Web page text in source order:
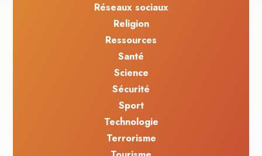
Réseaux sociaux
Religion
Ressources
Santé
Science
Sécurité
Sport
Technologie
Terrorisme